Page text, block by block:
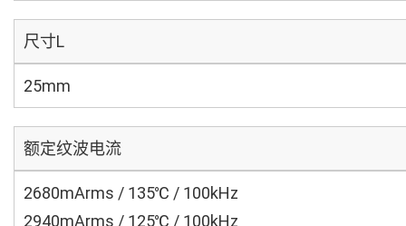
尺寸L
25mm
额定纹波电流
2680mArms / 135℃ / 100kHz
2940mArms / 125℃ / 100kHz